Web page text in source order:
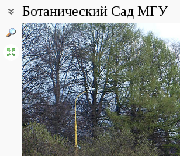
Ботанический Сад МГУ
Координаты:
55° 42′ 40″ с.ш., 37° 32′ 00″ в.д.
Все фотографии(21) Фото растений